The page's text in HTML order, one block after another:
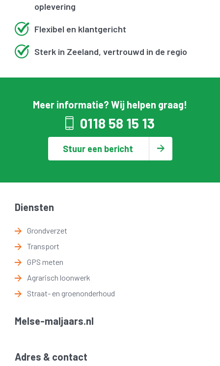
oplevering
Flexibel en klantgericht
Sterk in Zeeland, vertrouwd in de regio
Meer informatie? Wij helpen graag!
0118 58 15 13
Stuur een bericht
Diensten
Grondverzet
Transport
GPS meten
Agrarisch loonwerk
Straat- en groenonderhoud
Melse-maljaars.nl
Adres & contact